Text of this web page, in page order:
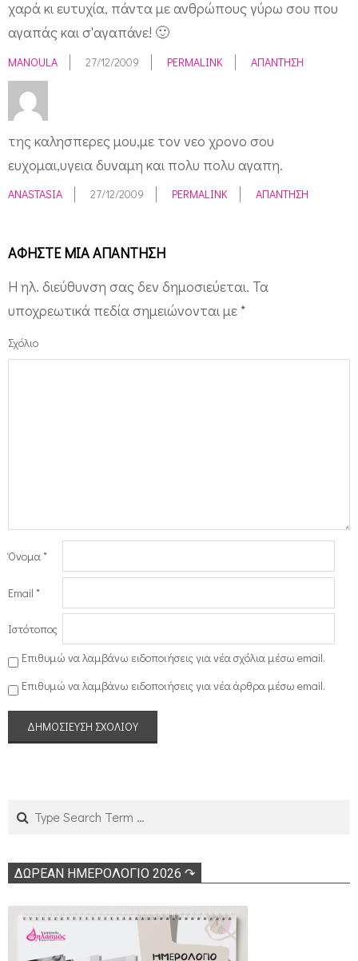
χαρά κι ευτυχία, πάντα με ανθρώπους γύρω σου που
αγαπάς και σ'αγαπάνε! 🙂
MANOULA 27/12/2009 PERMALINK ΑΠΆΝΤΗΣΗ
της καλησπερες μου,με τον νεο χρονο σου
ευχομαι,υγεια δυναμη και πολυ πολυ αγαπη.
ANASTASIA 27/12/2009 PERMALINK ΑΠΆΝΤΗΣΗ
ΑΦΉΣΤΕ ΜΙΑ ΑΠΆΝΤΗΣΗ
Η ηλ. διεύθυνση σας δεν δημοσιεύεται. Τα
υποχρεωτικά πεδία σημειώνονται με *
Σχόλιο
Όνομα*
Email *
Ιστότοπος
Επιθυμώ να λαμβάνω ειδοποιήσεις για νέα σχόλια μέσω email.
Επιθυμώ να λαμβάνω ειδοποιήσεις για νέα άρθρα μέσω email.
ΔΩΡΕΑΝ ΗΜΕΡΟΛΟΓΙΟ 2026 ↷